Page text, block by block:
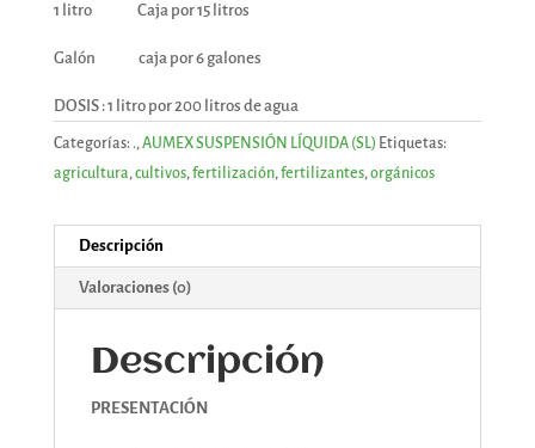
1 litro Caja por 15 litros
Galón caja por 6 galones
DOSIS : 1 litro por 200 litros de agua
Categorías: .,AUMEX SUSPENSIÓN LÍQUIDA (SL) Etiquetas:
agricultura,cultivos,fertilización,fertilizantes,orgánicos
Descripción
Valoraciones (0)
Descripción
PRESENTACIÓN